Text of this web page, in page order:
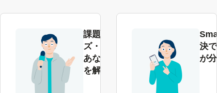
課題やニー
ズ・業界別で
あなたの悩み
を解決します
決
が